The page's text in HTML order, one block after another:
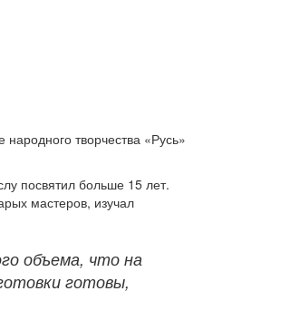
творчества «Русь»
посвятил больше 15 лет.
мастеров, изучал
объема, что на
готовы,